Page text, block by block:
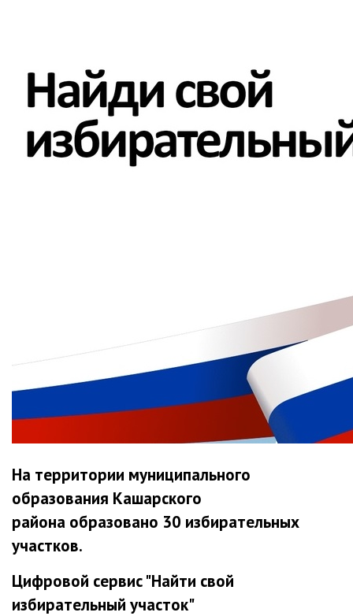
На территории муниципального
образования Кашарского
района образовано 30 избирательных
участков.
Цифровой сервис "Найти свой
избирательный участок"